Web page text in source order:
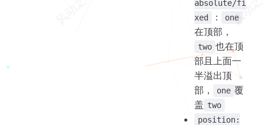
absolute/fi
xed
： one
在顶部，
two 也在顶
部且上面一
半溢出顶
部，
one 覆
盖 two
position: